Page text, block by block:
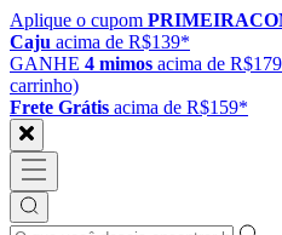
Aplique o cupom
Caju acima de R$139*
GANHE 4 mimos acima de
carrinho)
Frete Grátis acima de R$159*